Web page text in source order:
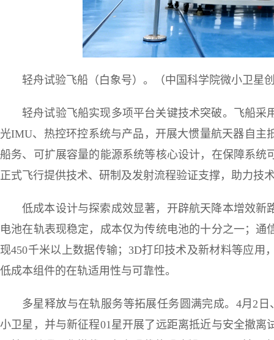
轻舟试验飞船（白象号）。（中国科学院微小卫星
轻舟试验飞船实现多项平台关键技术突破。飞船
光IMU、热控环控系统与产品，开展大惯量航天器自主
船务、可扩展容量的能源系统等核心设计，在保障系
正式飞行提供技术、研制及发射流程验证支撑，助力技
低成本设计与探索成效显著，开辟航天降本增效
电池在轨表现稳定，成本仅为传统电池的十分之一；
现450千米以上数据传输；3D打印技术及新材料等应
低成本组件的在轨适用性与可靠性。
多星释放与在轨服务等拓展任务圆满完成。4月2
小卫星，并与新征程01星开展了远距离抵近与安全撤